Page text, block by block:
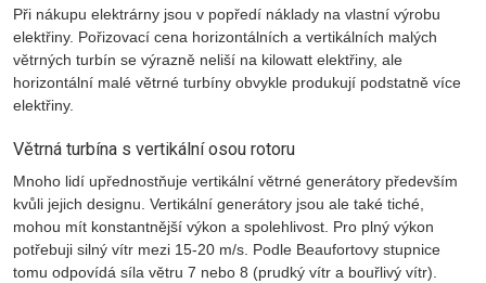
Při nákupu elektrárny jsou v popředí náklady na vlastní výrobu
elektřiny. Pořizovací cena horizontálních a vertikálních malých
větrných turbín se výrazně neliší na kilowatt elektřiny, ale
horizontální malé větrné turbíny obvykle produkují podstatně více
elektřiny.
Větrná turbína s vertikální osou rotoru
Mnoho lidí upřednostňuje vertikální větrné generátory především
kvůli jejich designu. Vertikální generátory jsou ale také tiché,
mohou mít konstantnější výkon a spolehlivost. Pro plný výkon
potřebuji silný vítr mezi 15-20 m/s. Podle Beaufortovy stupnice
tomu odpovídá síla větru 7 nebo 8 (prudký vítr a bouřlivý vítr).